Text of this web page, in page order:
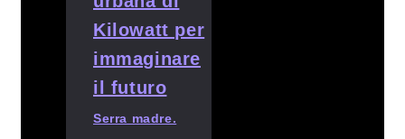
Serra madre.